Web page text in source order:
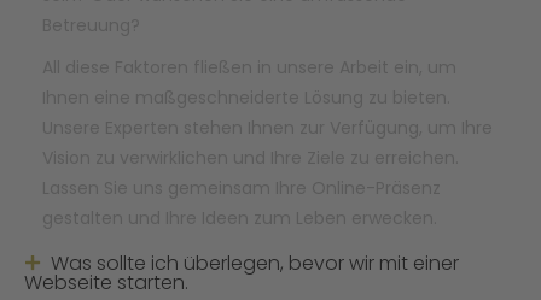
Was sollte ich überlegen, bevor wir mit einer
Webseite starten.